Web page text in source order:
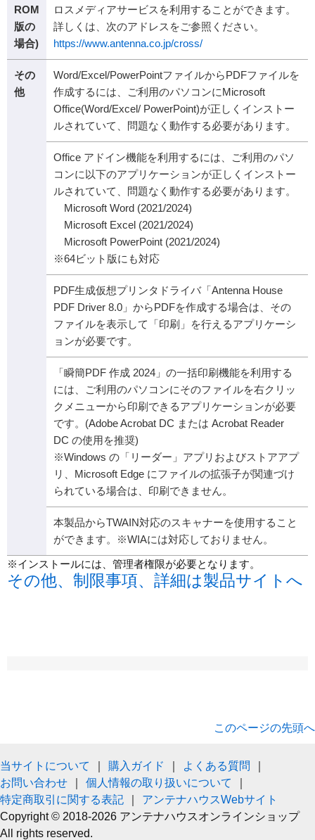
ROM
版の
場合)
ロスメディアサービスを利用することができます。
詳しくは、次のアドレスをご参照ください。
https://www.antenna.co.jp/cross/
その
他
Word/Excel/PowerPointファイルからPDFファイルを
作成するには、ご利用のパソコンにMicrosoft
Office(Word/Excel/ PowerPoint)が正しくインストー
ルされていて、問題なく動作する必要があります。
Office アドイン機能を利用するには、ご利用のパソ
コンに以下のアプリケーションが正しくインストー
ルされていて、問題なく動作する必要があります。
Microsoft Word (2021/2024)
Microsoft Excel (2021/2024)
Microsoft PowerPoint (2021/2024)
※64ビット版にも対応
PDF生成仮想プリンタドライバ「Antenna House
PDF Driver 8.0」からPDFを作成する場合は、その
ファイルを表示して「印刷」を行えるアプリケーシ
ョンが必要です。
「瞬簡PDF 作成 2024」の一括印刷機能を利用する
には、ご利用のパソコンにそのファイルを右クリッ
クメニューから印刷できるアプリケーションが必要
です。(Adobe Acrobat DC または Acrobat Reader
DC の使用を推奨)
※Windows の「リーダー」アプリおよびストアアプ
リ、Microsoft Edge にファイルの拡張子が関連づけ
られている場合は、印刷できません。
本製品からTWAIN対応のスキャナーを使用すること
ができます。※WIAには対応しておりません。
※インストールには、管理者権限が必要となります。
その他、制限事項、詳細は製品サイトへ
このページの先頭へ
当サイトについて 購入ガイド よくある質問
お問い合わせ
個人情報の取り扱いについて
特定商取引に関する表記
アンテナハウスWebサイト
Copyright © 2018-2026 アンテナハウスオンラインショップ
All rights reserved.